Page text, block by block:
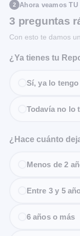
2 Ahora veamos TU
3 preguntas
Con esto te damos
¿Ya tienes tu
Sí, ya lo tengo
Todavía no lo
¿Hace cuánto
Menos de 2
Entre 3 y 5
6 años o más